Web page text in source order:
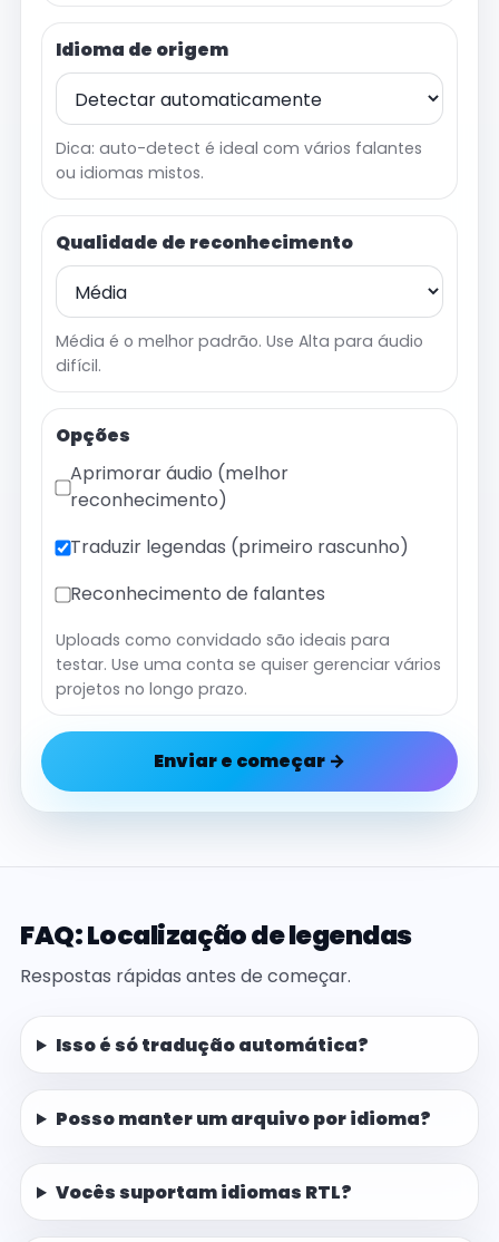
Idioma de origem
Dica: auto-detect é ideal com vários falantes
ou idiomas mistos.
Qualidade de reconhecimento
Média é o melhor padrão. Use Alta para áudio
difícil.
Opções
Aprimorar áudio (melhor
reconhecimento)
Traduzir legendas (primeiro rascunho)
Reconhecimento de falantes
Uploads como convidado são ideais para
testar. Use uma conta se quiser gerenciar vários
projetos no longo prazo.
Enviar e começar →
FAQ: Localização de legendas
Respostas rápidas antes de começar.
Isso é só tradução automática?
Posso manter um arquivo por idioma?
Vocês suportam idiomas RTL?